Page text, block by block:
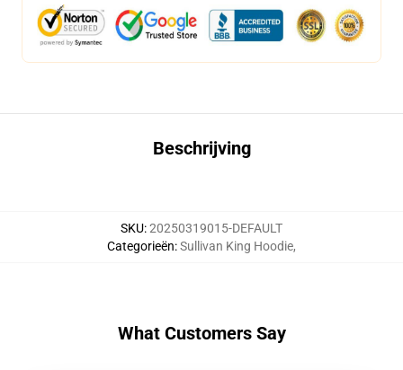
Beschrijving
SKU:20250319015-DEFAULT
Categorieën:Sullivan King Hoodie,
What Customers Say